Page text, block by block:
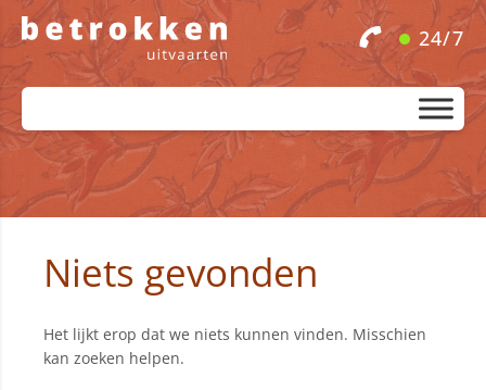
24/7
Niets gevonden
Het lijkt erop dat we niets kunnen vinden. Misschien
kan zoeken helpen.